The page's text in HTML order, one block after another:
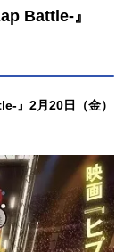
Battle-』
』2月20日（金）